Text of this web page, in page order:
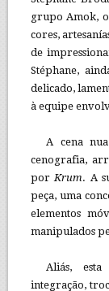
grupo Amok, o
cores,
de
Stéphane,
delicado,
à equipe
A cena
cenografia,
por Krum. A
peça, uma
elementos
manipulados
Aliás,
integração,